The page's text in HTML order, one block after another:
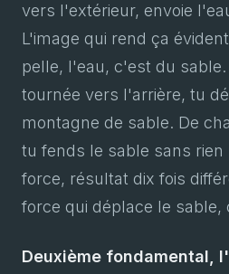
vers l'extérieur, envoie
L'image qui rend ça
pelle, l'eau, c'est du
tournée vers l'arrière, tu
montagne de sable. De
tu fends le sable sans rien
force, résultat dix fois
force qui déplace le sable,
Deuxième fondamental,